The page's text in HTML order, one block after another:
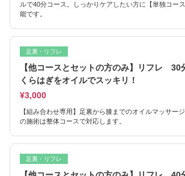
ルで40分コース。しっかりケアしたい方に【単独コー
能です。
足裏・リフレ
【他コースとセットの方のみ】リフレ
くらはぎをオイルでスッキリ！
¥3,000
【組み合わせ専用】足裏から膝までのオイルマッサー
の施術は整体コースで対応します。
足裏・リフレ